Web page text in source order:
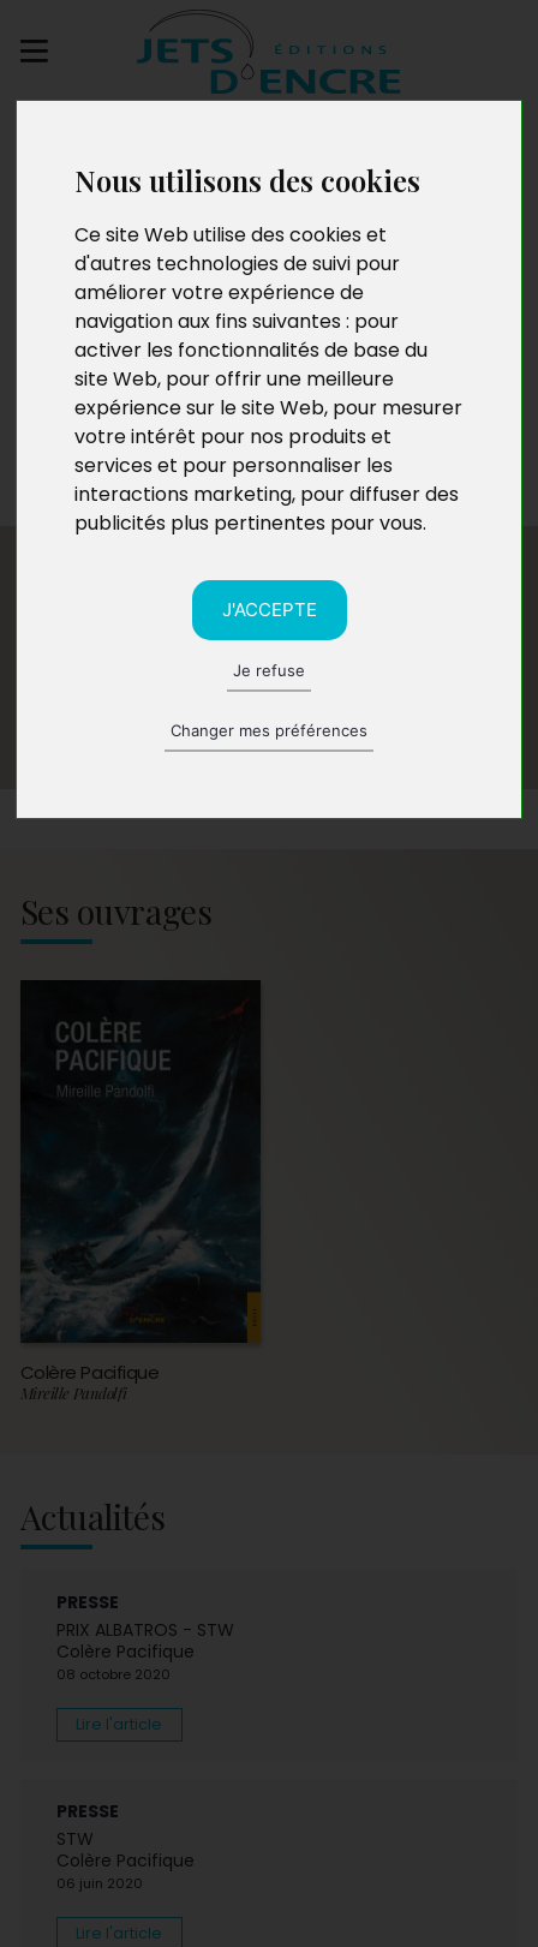
Nous utilisons des cookies
Ce site Web utilise des cookies et
d'autres technologies de suivi pour
améliorer votre expérience de
navigation aux fins suivantes : pour
activer les fonctionnalités de base du
site Web, pour offrir une meilleure
expérience sur le site Web, pour mesurer
votre intérêt pour nos produits et
services et pour personnaliser les
interactions marketing, pour diffuser des
publicités plus pertinentes pour vous.
J'ACCEPTE
Je refuse
Changer mes préférences
Mireille Pandolfi
Née en France en 1960, Mireille Pandolfi vit en Nouvelle-
Calédonie depuis 1970. Vétérinaire, elle a vite compris
l’importance vitale de la préservation de la nature et y
a consacré sa carrière. D’un naturel curieux et
aventurier, elle a navigué dans divers archipels du
Pacifique.
Ses ouvrages
Colère Pacifique
Mireille Pandolfi
Actualités
PRESSE
PRIX ALBATROS - STW
Colère Pacifique
08 octobre 2020
Lire l'article
PRESSE
STW
Colère Pacifique
06 juin 2020
Lire l'article